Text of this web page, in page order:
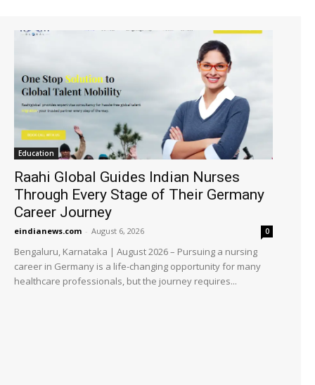
Education
Raahi Global Guides Indian Nurses
Through Every Stage of Their Germany
Career Journey
eindianews.com - August 6, 2026 0
Bengaluru, Karnataka | August 2026 – Pursuing a nursing
career in Germany is a life-changing opportunity for many
healthcare professionals, but the journey requires...